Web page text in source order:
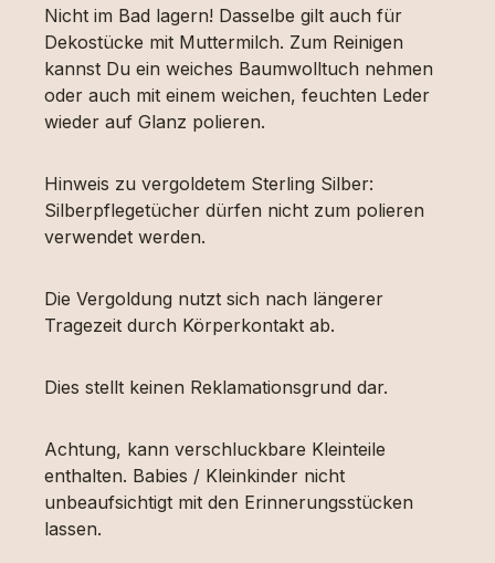
Nicht im Bad lagern! Dasselbe gilt auch für
Dekostücke mit Muttermilch. Zum Reinigen
kannst Du ein weiches Baumwolltuch nehmen
oder auch mit einem weichen, feuchten Leder
wieder auf Glanz polieren.
Hinweis zu vergoldetem Sterling Silber:
Silberpflegetücher dürfen nicht zum polieren
verwendet werden.
Die Vergoldung nutzt sich nach längerer
Tragezeit durch Körperkontakt ab.
Dies stellt keinen Reklamationsgrund dar.
Achtung, kann verschluckbare Kleinteile
enthalten. Babies / Kleinkinder nicht
unbeaufsichtigt mit den Erinnerungsstücken
lassen.